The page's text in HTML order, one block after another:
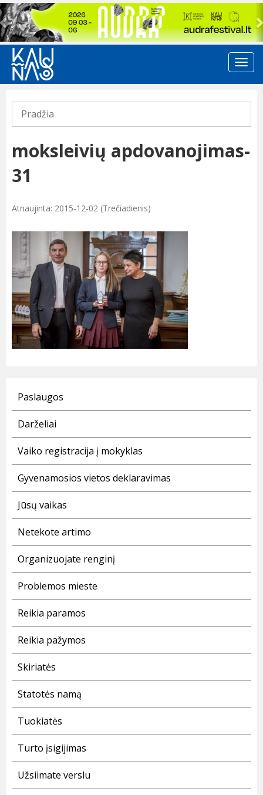
Previous
Pradžia
moksleivių apdovanojimas-
31
Atnaujinta: 2015-12-02 (Trečiadienis)
Paslaugos
Darželiai
Vaiko registracija į mokyklas
Gyvenamosios vietos deklaravimas
Jūsų vaikas
Netekote artimo
Organizuojate renginį
Problemos mieste
Reikia paramos
Reikia pažymos
Skiriatės
Statotės namą
Tuokiatės
Turto įsigijimas
Užsiimate verslu